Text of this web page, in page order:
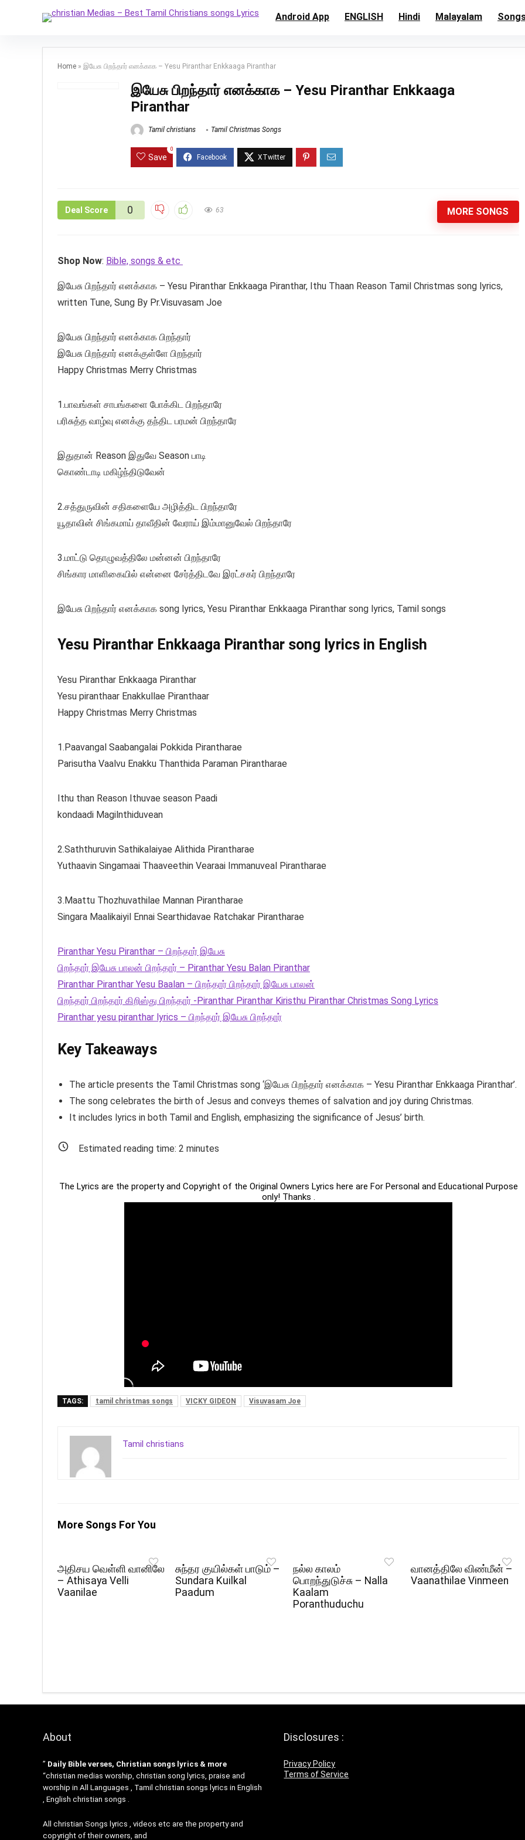
Android App ENGLISH Hindi Malayalam
Home » இயேசு பிறந்தார் எனக்காக – Yesu Piranthar Enkkaaga Piranthar
இயேசு பிறந்தார் எனக்காக – Yesu Piranthar Enkkaaga
Piranthar
Tamil christians Tamil Christmas Songs
Save
0
Deal Score 0 63 MORE SONGS
Shop Now: Bible, songs & etc
இயேசு பிறந்தார் எனக்காக – Yesu Piranthar Enkkaaga Piranthar, Ithu Thaan Reason Tamil Christmas song lyrics,
written Tune, Sung By Pr.Visuvasam Joe
இயேசு பிறந்தார் எனக்காக பிறந்தார்
இயேசு பிறந்தார் எனக்குள்ளே பிறந்தார்
Happy Christmas Merry Christmas
1.பாவங்கள் சாபங்களை போக்கிட பிறந்தாரே
பரிசுத்த வாழ்வு எனக்கு தந்திட பரமன் பிறந்தாரே
இதுதான் Reason இதுவே Season பாடி
கொண்டாடி மகிழ்ந்திடுவேன்
2.சத்துருவின் சதிகளையே அழித்திட பிறந்தாரே
யூதாவின் சிங்கமாய் தாவீதின் வேராய் இம்மானுவேல் பிறந்தாரே
3.மாட்டு தொழுவத்திலே மன்னன் பிறந்தாரே
சிங்கார மாளிகையில் என்னை சேர்த்திடவே இரட்சகர் பிறந்தாரே
இயேசு பிறந்தார் எனக்காக song lyrics, Yesu Piranthar Enkkaaga Piranthar song lyrics, Tamil songs
Yesu Piranthar Enkkaaga Piranthar song lyrics in English
Yesu Piranthar Enkkaaga Piranthar
Yesu piranthaar Enakkullae Piranthaar
Happy Christmas Merry Christmas
1.Paavangal Saabangalai Pokkida Pirantharae
Parisutha Vaalvu Enakku Thanthida Paraman Pirantharae
Ithu than Reason Ithuvae season Paadi
kondaadi Magilnthiduvean
2.Saththuruvin Sathikalaiyae Alithida Pirantharae
Yuthaavin Singamaai Thaaveethin Vearaai Immanuveal Pirantharae
3.Maattu Thozhuvathilae Mannan Pirantharae
Singara Maalikaiyil Ennai Searthidavae Ratchakar Pirantharae
Piranthar Yesu Piranthar – பிறந்தார் இயேசு
பிறந்தார் இயேசு பாலன் பிறந்தார் – Piranthar Yesu Balan Piranthar
Piranthar Piranthar Yesu Baalan – பிறந்தார் பிறந்தார் இயேசு பாலன்
பிறந்தார் பிறந்தார் கிறிஸ்து பிறந்தார் -Piranthar Piranthar Kiristhu Piranthar Christmas Song Lyrics
Piranthar yesu piranthar lyrics – பிறந்தார் இயேசு பிறந்தார்
Key Takeaways
The article presents the Tamil Christmas song ‘இயேசு பிறந்தார் எனக்காக – Yesu Piranthar Enkkaaga Piranthar’.
The song celebrates the birth of Jesus and conveys themes of salvation and joy during Christmas.
It includes lyrics in both Tamil and English, emphasizing the significance of Jesus’ birth.
Estimated reading time: 2 minutes
The Lyrics are the property and Copyright of the Original Owners Lyrics here are For Personal and Educational Purpose
only! Thanks .
TAGS: tamil christmas songs VICKY GIDEON Visuvasam Joe
Tamil christians
More Songs For You
அதிசய வெள்ளி வானிலே
– Athisaya Velli
Vaanilae
சுந்தர குயில்கள் பாடும் –
Sundara Kuilkal
Paadum
நல்ல காலம்
பொறந்துடுச்சு – Nalla
Kaalam
Poranthuduchu
வானத்திலே விண்மீன் –
Vaanathilae Vinmeen
About
” Daily Bible verses, Christian songs lyrics & more
“christian medias worship, christian song lyrics, praise and
worship in All Languages , Tamil christian songs lyrics in English
, English christian songs .
All christian Songs lyrics , videos etc are the property and
copyright of their owners, and
Disclosures :
Privacy Policy
Terms of Service